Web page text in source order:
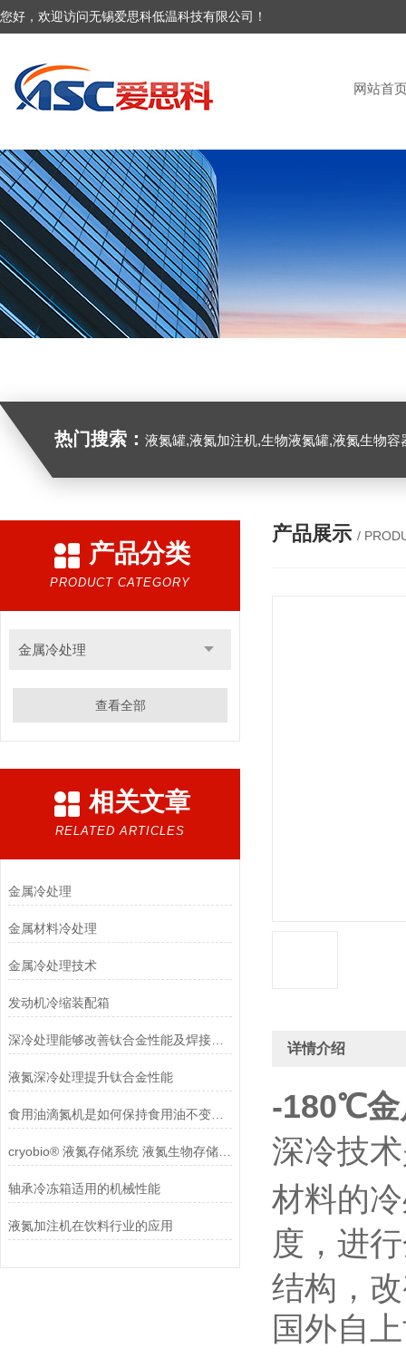
您好，欢迎访问无锡爱思科低温科技有限公司！
网站首
热门搜索： 液氮罐,液氮加注机,生物液氮罐,液氮生物容器,
产品分类
PRODUCT CATEGORY
金属冷处理
查看全部
相关文章
RELATED ARTICLES
金属冷处理
金属材料冷处理
金属冷处理技术
发动机冷缩装配箱
深冷处理能够改善钛合金性能及焊接件的尺寸稳定性
液氮深冷处理提升钛合金性能
食用油滴氮机是如何保持食用油不变质的呢
cryobio® 液氮存储系统 液氮生物存储系统​
轴承冷冻箱适用的机械性能
液氮加注机在饮料行业的应用
产品展示 /
详情介绍
-180℃金
深冷技
材料的
度，进
结构，
国外自